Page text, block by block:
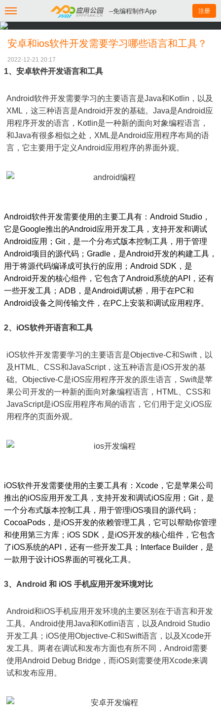
--免编程制作App 注册
安卓和ios软件开发需要学习哪些语言和工具？
2022-12-21 20:17
1、安卓软件开发语言和工具
Android软件开发需要学习的主要语言是Java和Kotlin，以及
XML，这三种语言是Android开发的基础。Java是Android应
用程序开发的语言，Kotlin是一种新的面向对象编程语言，
和Java有很多相似之处，XML是Android应用程序布局的语
言，它主要用于定义Android应用程序的界面外观。
Android软件开发需要使用的主要工具有：Android Studio，
它是Google推出的Android应用开发工具，支持开发和调试
Android应用；Git，是一个分布式版本控制工具，用于管理
Android项目的源代码；Gradle，是Android开发的构建工具，
用于将源代码编译成可执行的应用；Android SDK，是
Android开发的核心组件，它包含了Android系统的API，还有
一些开发工具；ADB，是Android调试桥，用于在PC和
Android设备之间传输文件，在PC上安装和调试应用程序。
2、iOS软件开语言和工具
iOS软件开发需要学习的主要语言是Objective-C和Swift，以
及HTML、CSS和JavaScript，这五种语言是iOS开发的基
础。Objective-C是iOS应用程序开发的原生语言，Swift是苹
果公司开发的一种新的面向对象编程语言，HTML、CSS和
JavaScript是iOS应用程序布局的语言，它们用于定义iOS应
用程序的页面外观。
iOS软件开发需要使用的主要工具有：Xcode，它是苹果公司
推出的iOS应用开发工具，支持开发和调试iOS应用；Git，是
一个分布式版本控制工具，用于管理iOS项目的源代码；
CocoaPods，是iOS开发的依赖管理工具，它可以帮助你管理
和使用第三方库；iOS SDK，是iOS开发的核心组件，它包含
了iOS系统的API，还有一些开发工具；Interface Builder，是
一款用于设计iOS界面的可视化工具。
3、Android 和 iOS 手机应用开发环境对比
Android和iOS手机应用开发环境的主要区别在于语言和开发
工具。Android使用Java和Kotlin语言，以及Android Studio
开发工具；iOS使用Objective-C和Swift语言，以及Xcode开
发工具。两者在调试和发布方面也有所不同，Android需要
使用Android Debug Bridge，而iOS则需要使用Xcode来调
试和发布应用。